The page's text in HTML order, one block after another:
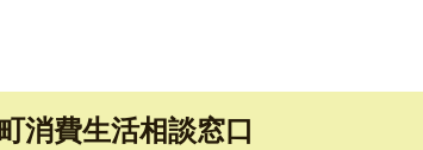
消費生活相談窓口